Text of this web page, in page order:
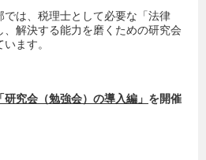
は、税理士として必要な「法律
、解決する能力を磨くための研究会
ます。
「研究会（勉強会）の導入編」 を開催